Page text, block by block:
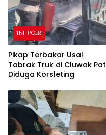
TNI-POLRI
Pikap Terbakar Usai
Tabrak Truk di Cluwak
Diduga Korsleting